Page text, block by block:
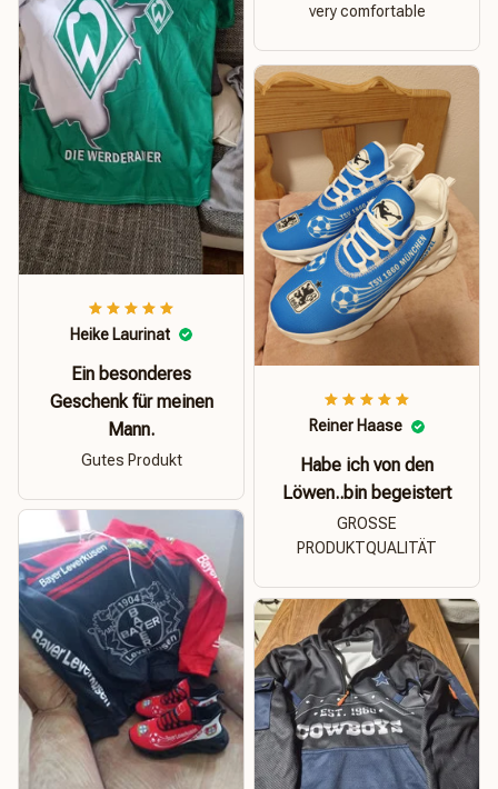
very comfortable
Heike Laurinat
Ein besonderes
Geschenk für meinen
Mann.
Gutes Produkt
Reiner Haase
Habe ich von den
Löwen..bin begeistert
GROSSE
PRODUKTQUALITÄT